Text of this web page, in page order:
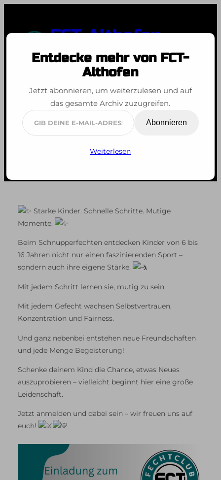
springen
FCT-Althofen
Spaß an der Bewegung
Schnupperfechten
2026
Starke Kinder. Schnelle Schritte. Mutige
Momente.
Beim Schnupperfechten entdecken Kinder von 6 bis
16 Jahren nicht nur einen faszinierenden Sport –
sondern auch ihre eigene Stärke.
Mit jedem Schritt lernen sie, mutig zu sein.
Mit jedem Gefecht wachsen Selbstvertrauen,
Konzentration und Fairness.
Und ganz nebenbei entstehen neue Freundschaften
und jede Menge Begeisterung!
Schenke deinem Kind die Chance, etwas Neues
auszuprobieren – vielleicht beginnt hier eine große
Leidenschaft.
Jetzt anmelden und dabei sein – wir freuen uns auf
euch!
Entdecke mehr von FCT-
Althofen
Jetzt abonnieren, um weiterzulesen und auf
das gesamte Archiv zuzugreifen.
Gib
deine
Abonnieren
Weiterlesen